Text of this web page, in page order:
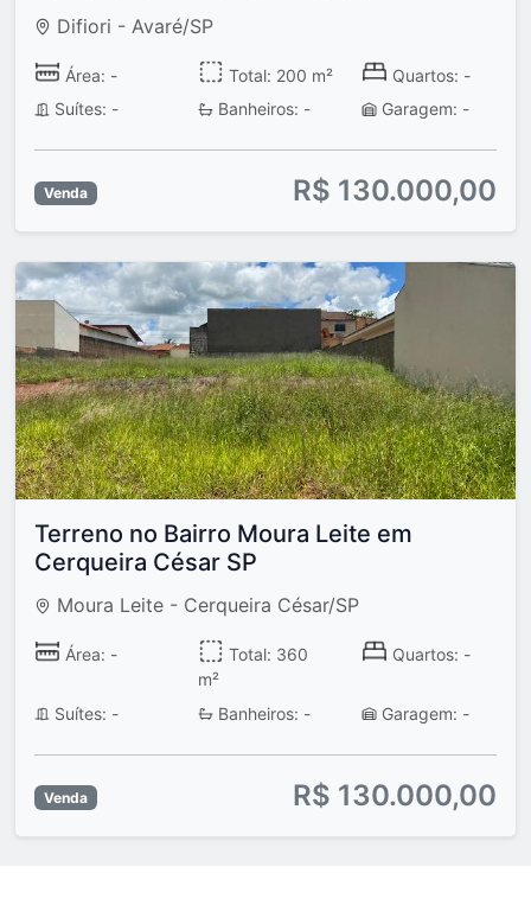
Difiori - Avaré/SP
Área: - Total: 200 m²
Quartos: -
Suítes: -
Banheiros: - Garagem: -
Venda R$ 130.000,00
Terreno no Bairro Moura Leite em
Cerqueira César SP
Moura Leite - Cerqueira César/SP
Área: -
Total: 360
m²
Quartos: -
Suítes: - Banheiros: - Garagem: -
Venda R$ 130.000,00